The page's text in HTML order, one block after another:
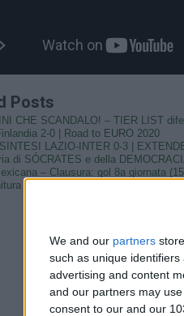
We and our partners
such as unique
advertising and content
and our partners may
consent to our and our
Posts
CHE SCANDALO! – TIER LIST
2-0 | Road to EURO 2020
LAZIO-INTER 0-3 |
di SÓCRATES e della
– Clausura: gol 8a giornata
degli Azzurri | Verso Svizzera-Italia